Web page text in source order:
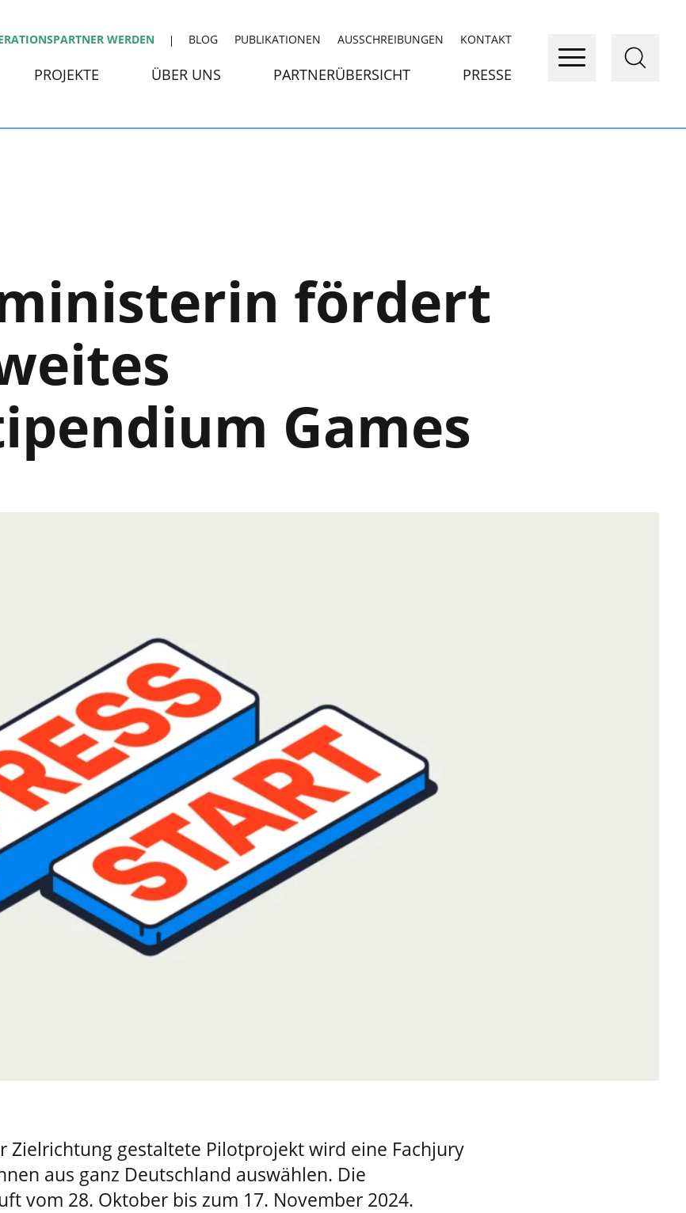
WERDEN BLOG PUBLIKATIONEN AUSSCHREIBUNGEN KONTAKT
PROJEKTE ÜBER UNS PARTNERÜBERSICHT PRESSE
fördert
Games
Zielrichtung gestaltete Pilotprojekt wird eine Fachjury
aus ganz Deutschland auswählen. Die
vom 28. Oktober bis zum 17. November 2024.